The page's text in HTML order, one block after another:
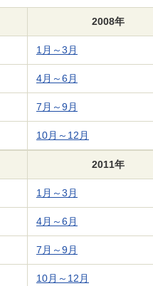
2008年
1月～3月
4月～6月
7月～9月
10月～12月
2011年
1月～3月
4月～6月
7月～9月
10月～12月